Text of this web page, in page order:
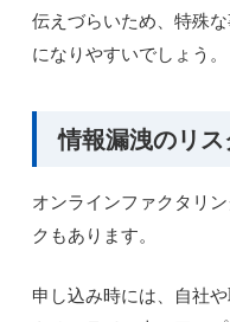
伝えづらいため、特殊
になりやすいでしょう。
情報漏洩のリ
オンラインファクタリ
クもあります。
申し込み時には、自社